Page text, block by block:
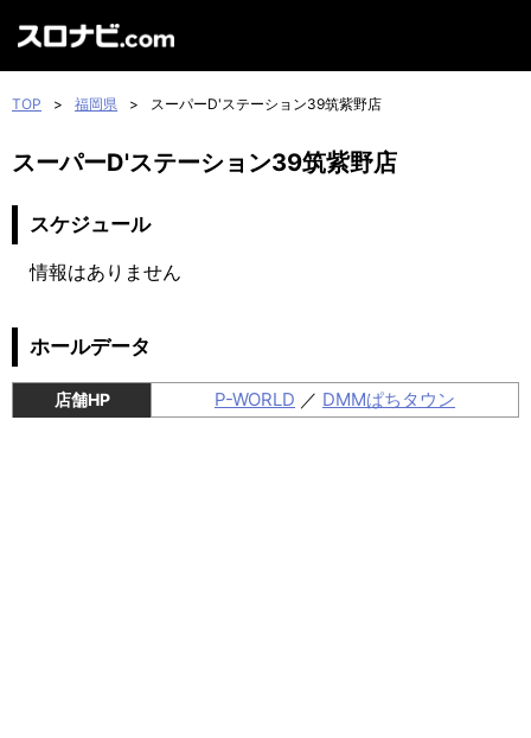
TOP > 福岡県 > スーパーD'ステーション39筑紫野店
スーパーD'ステーション39筑紫野店
スケジュール
情報はありません
ホールデータ
店舗HP P-WORLD ／ DMMぱちタウン